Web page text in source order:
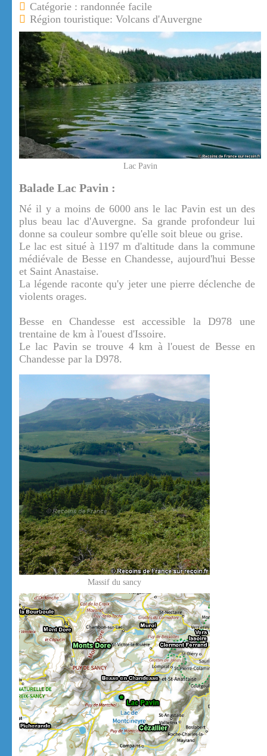
Catégorie : randonnée facile
Région touristique: Volcans d'Auvergne
Lac Pavin
Balade Lac Pavin :
Né il y a moins de 6000 ans le lac Pavin est un des
plus beau lac d'Auvergne. Sa grande profondeur lui
donne sa couleur sombre qu'elle soit bleue ou grise.
Le lac est situé à 1197 m d'altitude dans la commune
médiévale de Besse en Chandesse, aujourd'hui Besse
et Saint Anastaise.
La légende raconte qu'y jeter une pierre déclenche de
violents orages.
Besse en Chandesse est accessible la D978 une
trentaine de km à l'ouest d'Issoire.
Le lac Pavin se trouve 4 km à l'ouest de Besse en
Chandesse par la D978.
Massif du sancy